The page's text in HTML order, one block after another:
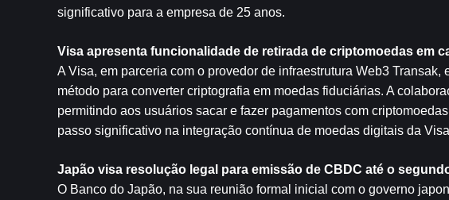
significativo para a empresa de 25 anos.
Visa apresenta funcionalidade de retirada de criptomoedas em
A Visa, em parceria com o provedor de infraestrutura Web3
método para converter criptografia em moedas fiduciárias. A
permitindo aos usuários sacar e fazer pagamentos com
passo significativo na integração contínua de moedas digitais da
Japão visa resolução legal para emissão de CBDC até o
O Banco do Japão, na sua reunião formal inicial com o governo